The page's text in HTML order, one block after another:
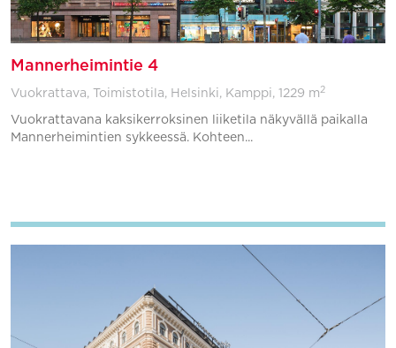
Mannerheimintie 4
Vuokrattava, Toimistotila, Helsinki, Kamppi, 1229 m 2
Vuokrattavana kaksikerroksinen liiketila näkyvällä paikalla
Mannerheimintien sykkeessä. Kohteen...